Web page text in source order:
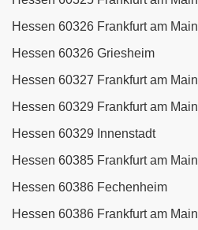
Hessen 60326 Frankfurt am Main
Hessen 60326 Griesheim
Hessen 60327 Frankfurt am Main
Hessen 60329 Frankfurt am Main
Hessen 60329 Innenstadt
Hessen 60385 Frankfurt am Main
Hessen 60386 Fechenheim
Hessen 60386 Frankfurt am Main